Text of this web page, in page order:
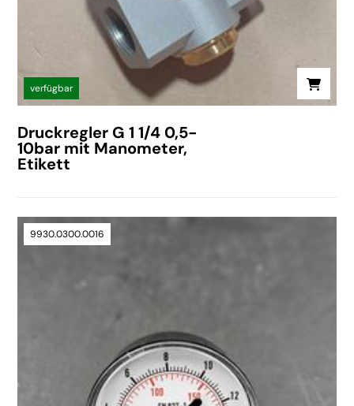
verfügbar
Druckregler G 1 1/4 0,5-
10bar mit Manometer,
Etikett
9930.0300.0016